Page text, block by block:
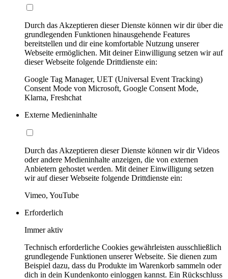
Durch das Akzeptieren dieser Dienste können wir dir über die
grundlegenden Funktionen hinausgehende Features
bereitstellen und dir eine komfortable Nutzung unserer
Webseite ermöglichen. Mit deiner Einwilligung setzen wir auf
dieser Webseite folgende Drittdienste ein:
Google Tag Manager, UET (Universal Event Tracking)
Consent Mode von Microsoft, Google Consent Mode,
Klarna, Freshchat
Externe Medieninhalte
Durch das Akzeptieren dieser Dienste können wir dir Videos
oder andere Medieninhalte anzeigen, die von externen
Anbietern gehostet werden. Mit deiner Einwilligung setzen
wir auf dieser Webseite folgende Drittdienste ein:
Vimeo, YouTube
Erforderlich
Immer aktiv
Technisch erforderliche Cookies gewährleisten ausschließlich
grundlegende Funktionen unserer Webseite. Sie dienen zum
Beispiel dazu, dass du Produkte im Warenkorb sammeln oder
dich in dein Kundenkonto einloggen kannst. Ein Rückschluss